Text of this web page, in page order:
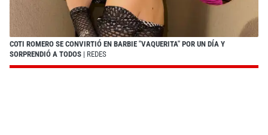
COTI ROMERO SE CONVIRTIÓ EN BARBIE "VAQUERITA" POR UN DÍA Y
SORPRENDIÓ A TODOS | REDES